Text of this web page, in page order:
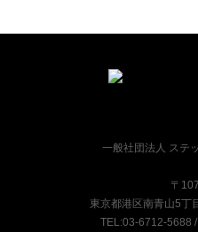
一般社団法人 ステ
〒
東京都港区南青山5丁
TEL:03-6712-5688